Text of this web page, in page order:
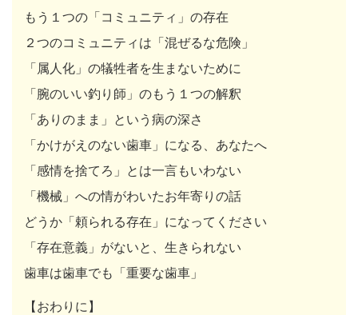
もう１つの「コミュニティ」の存在
２つのコミュニティは「混ぜるな危険」
「属人化」の犠牲者を生まないために
「腕のいい釣り師」のもう１つの解釈
「ありのまま」という病の深さ
「かけがえのない歯車」になる、あなたへ
「感情を捨てろ」とは一言もいわない
「機械」への情がわいたお年寄りの話
どうか「頼られる存在」になってください
「存在意義」がないと、生きられない
歯車は歯車でも「重要な歯車」
【おわりに】